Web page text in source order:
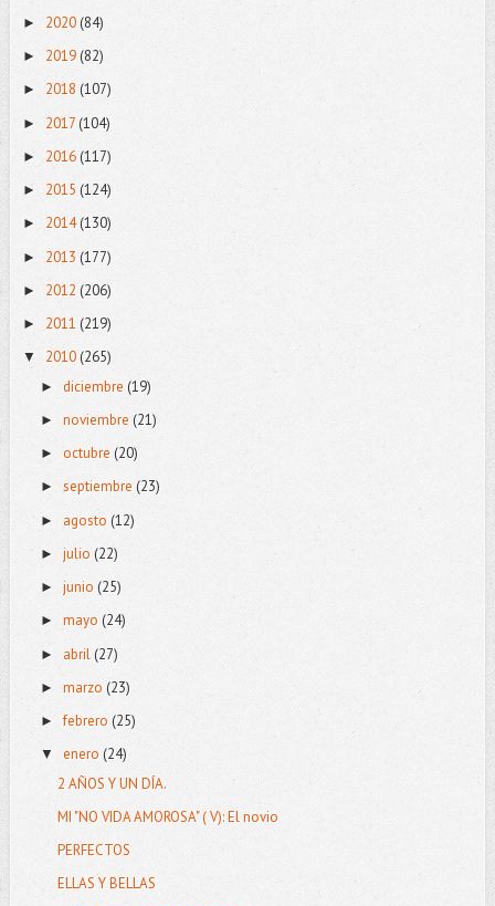
► 2020(84)
► 2019 (82)
► 2018 (107)
► 2017(104)
► 2016 (117)
► 2015 (124)
► 2014(130)
► 2013 (177)
► 2012 (206)
► 2011 (219)
▼ 2010(265)
► diciembre (19)
► noviembre (21)
► octubre (20)
► septiembre (23)
► agosto (12)
► julio (22)
► junio (25)
► mayo (24)
► abril(27)
► marzo (23)
►febrero (25)
▼ enero (24)
2 AÑOS Y UN DÍA.
MI "NO VIDA AMOROSA" ( V): El novio
PERFECTOS
ELLAS Y BELLAS